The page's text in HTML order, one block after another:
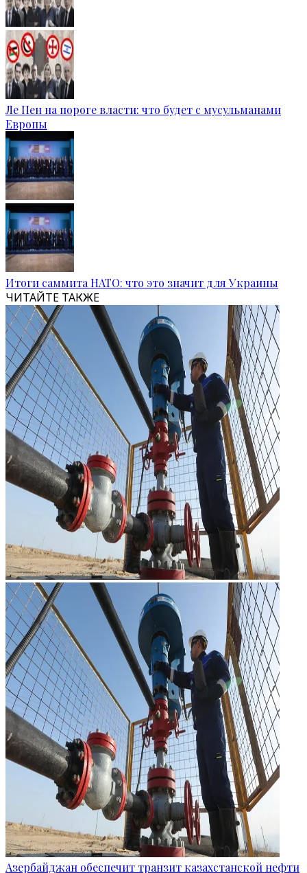
Ле Пен на пороге власти: что будет с мусульманами
Европы
Итоги саммита НАТО: что это значит для Украины
ЧИТАЙТЕ ТАКЖЕ
Азербайджан обеспечит транзит казахстанской нефти